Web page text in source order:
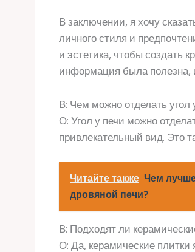
В заключении, я хочу
личного стиля и
и эстетика, чтобы создать
информация была полезна,
В: Чем можно отделать угол
О: Угол у печи можно
привлекательный вид. Это
Читайте также Чем
дровяной печи?
В: Подходят ли
О: Да, керамические плитки